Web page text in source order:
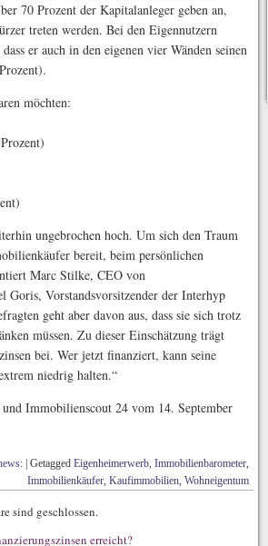
70 Prozent der Kapitalanleger geben an,
treten werden. Bei den Eigennutzern
er auch in den eigenen vier Wänden seinen
möchten:
ungebrochen hoch. Um sich den Traum
bereit, beim persönlichen
Marc Stilke, CEO von
Vorstandsvorsitzender der Interhyp
geht aber davon aus, dass sie sich trotz
müssen. Zu dieser Einschätzung trägt
bei. Wer jetzt finanziert, kann seine
niedrig halten.“
Immobilienscout 24 vom 14. September
Getagged Eigenheimerwerb, Immobilienbarometer,
Immobilienkäufer, Kaufimmobilien, Wohneigentum
sind geschlossen.
erreicht?